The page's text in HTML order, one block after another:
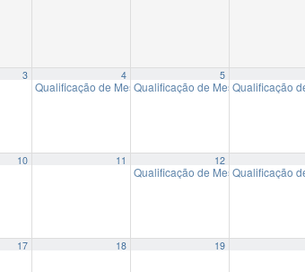
3 4
Qualificação de Mestrado: “DA TELA DA TV ÀS
5
Qualificação de Mestrado: “A
Qualificação
10 11 12
Qualificação de Mestrado: “O
Qualificação
17 18 19